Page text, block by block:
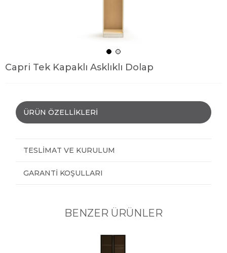
Capri Tek Kapaklı Asklıklı Dolap
ÜRÜN ÖZELLIKLERI
TESLIMAT VE KURULUM
GARANTI KOŞULLARI
BENZER ÜRÜNLER